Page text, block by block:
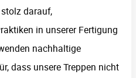
darauf,
in unserer Fertigung
nachhaltige
dass unsere Treppen nicht